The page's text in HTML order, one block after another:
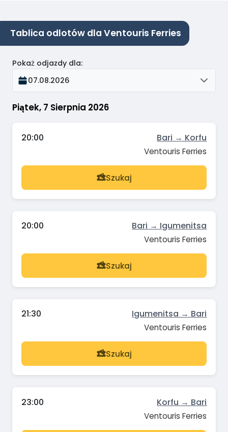
Tablica odlotów dla Ventouris Ferries
Piątek, 7 Sierpnia 2026
Pokaż odjazdy dla:
07.08.2026
20:00 Bari → Korfu
Ventouris Ferries
Szukaj
20:00 Bari → Igumenitsa
Ventouris Ferries
Szukaj
21:30 Igumenitsa → Bari
Ventouris Ferries
Szukaj
23:00 Korfu → Bari
Ventouris Ferries